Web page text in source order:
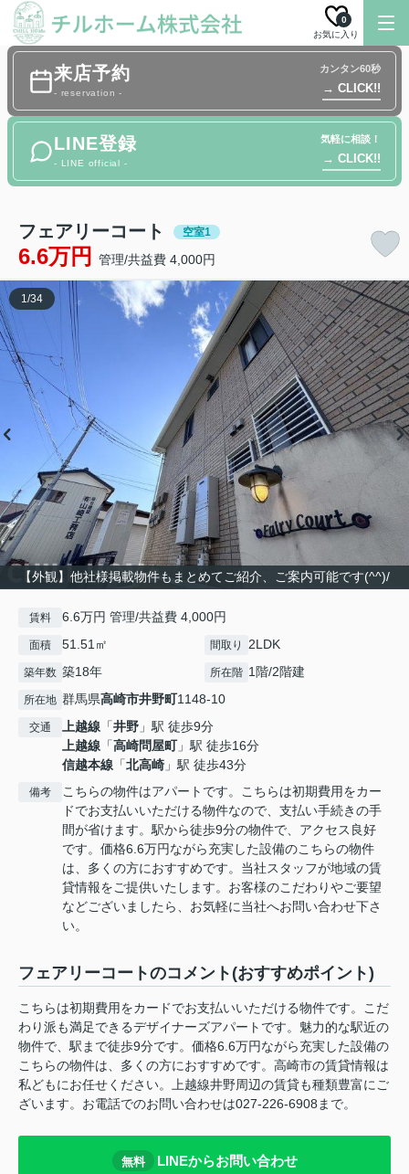
お気に入り
0
来店予約
- reservation -
カンタン60秒
→ CLICK!!
LINE登録
- LINE official -
気軽に相談！
→ CLICK!!
フェアリーコート 空室1
6.6万円 管理/共益費 4,000円
【外観】他社様掲載物件もまとめてご紹介、ご案内可能です(^^)/
1/34
賃料 6.6万円 管理/共益費 4,000円
面積 51.51㎡ 間取り 2LDK
築年数 築18年 所在階 1階/2階建
所在地 群馬県高崎市井野町1148-10
交通 上越線 「井野 」駅 徒歩9分
上越線 「高崎問屋町」駅 徒歩16分
信越本線 「北高崎 」駅 徒歩43分
備考
こちらの物件はアパートです。こちらは初期費用をカー
ドでお支払いいただける物件なので、支払い手続きの手
間が省けます。駅から徒歩9分の物件で、アクセス良好
です。価格6.6万円ながら充実した設備のこちらの物件
は、多くの方におすすめです。当社スタッフが地域の賃
貸情報をご提供いたします。お客様のこだわりやご要望
などございましたら、お気軽に当社へお問い合わせ下さ
い。
フェアリーコートのコメント(おすすめポイント)
こちらは初期費用をカードでお支払いいただける物件です。こだ
わり派も満足できるデザイナーズアパートです。魅力的な駅近の
物件で、駅まで徒歩9分です。価格6.6万円ながら充実した設備の
こちらの物件は、多くの方におすすめです。高崎市の賃貸情報は
私どもにお任せください。上越線井野周辺の賃貸も種類豊富にご
ざいます。お電話でのお問い合わせは027-226-6908まで。
無料 LINEからお問い合わせ